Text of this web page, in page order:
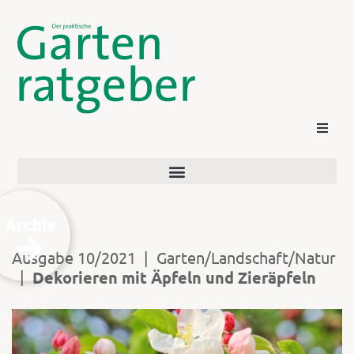
Kontakt
Login
Ausgabe 10/2021 | Garten/Landschaft/Natur
| Dekorieren mit Äpfeln und Zieräpfeln